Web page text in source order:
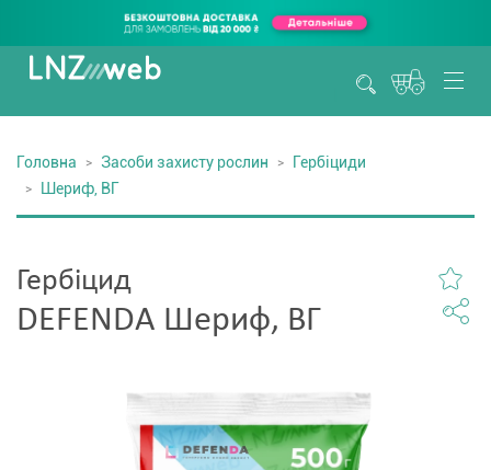
Головна Засоби захисту рослин
Гербіциди
Шериф, ВГ
Гербіцид
DEFENDA Шериф, ВГ